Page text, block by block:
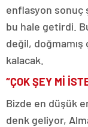
enflasyon sonuç
bu hale getirdi.
değil, doğmamış
kalacak.
“ÇOK ŞEY Mİ
Bizde en düşük
denk geliyor,